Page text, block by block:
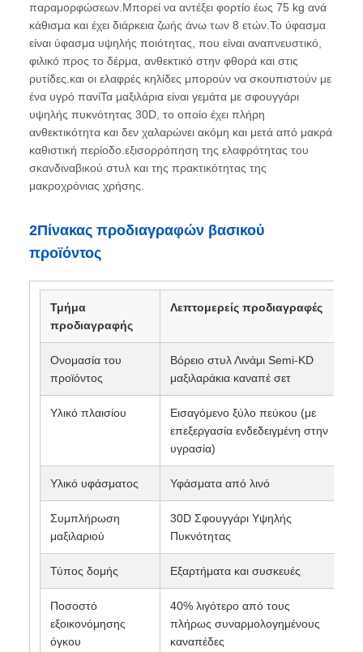
παραμορφώσεων.Μπορεί να αντέξει φορτίο έως 75 kg ανά
κάθισμα και έχει διάρκεια ζωής άνω των 8 ετών.Το ύφασμα
είναι ύφασμα υψηλής ποιότητας, που είναι αναπνευστικό,
φιλικό προς το δέρμα, ανθεκτικό στην φθορά και στις
ρυτίδες.και οι ελαφρές κηλίδες μπορούν να σκουπιστούν με
ένα υγρό πανίΤα μαξιλάρια είναι γεμάτα με σφουγγάρι
υψηλής πυκνότητας 30D, το οποίο έχει πλήρη
ανθεκτικότητα και δεν χαλαρώνει ακόμη και μετά από μακρά
καθιστική περίοδο.εξισορρόπηση της ελαφρότητας του
σκανδιναβικού στυλ και της πρακτικότητας της
μακροχρόνιας χρήσης.
2Πίνακας προδιαγραφών βασικού
προϊόντος
Τμήμα
προδιαγραφής
Λεπτομερείς προδιαγραφές
Ονομασία του
προϊόντος
Βόρειο στυλ Λινάμι Semi-KD
μαξιλαράκια καναπέ σετ
Υλικό πλαισίου
Εισαγόμενο ξύλο πεύκου (με
επεξεργασία ενδεδειγμένη στην
υγρασία)
Υλικό υφάσματος Υφάσματα από λινό
Συμπλήρωση
μαξιλαριού
30D Σφουγγάρι Υψηλής
Πυκνότητας
Τύπος δομής Εξαρτήματα και συσκευές
Ποσοστό
εξοικονόμησης
όγκου
40% λιγότερο από τους
πλήρως συναρμολογημένους
καναπέδες